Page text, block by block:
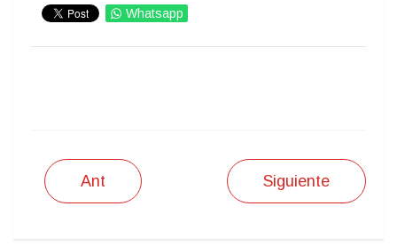
Whatsapp
Ant Siguiente